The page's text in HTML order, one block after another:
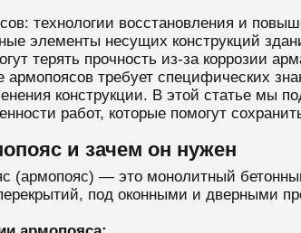
технологии восстановления и
элементы несущих конструкций
терять прочность из-за коррозии
армопоясов требует специфических
конструкции. В этой статье мы
работ, которые помогут
и зачем он нужен
(армопояс) — это монолитный
под оконными и дверными